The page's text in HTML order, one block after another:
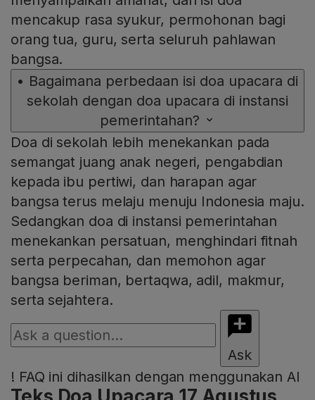
mencakup rasa syukur, permohonan bagi
orang tua, guru, serta seluruh pahlawan
bangsa.
• Bagaimana perbedaan isi doa upacara di
sekolah dengan doa upacara di instansi
pemerintahan?
Doa di sekolah lebih menekankan pada
semangat juang anak negeri, pengabdian
kepada ibu pertiwi, dan harapan agar
bangsa terus melaju menuju Indonesia maju.
Sedangkan doa di instansi pemerintahan
menekankan persatuan, menghindari fitnah
serta perpecahan, dan memohon agar
bangsa beriman, bertaqwa, adil, makmur,
serta sejahtera.
Ask
! FAQ ini dihasilkan dengan menggunakan AI